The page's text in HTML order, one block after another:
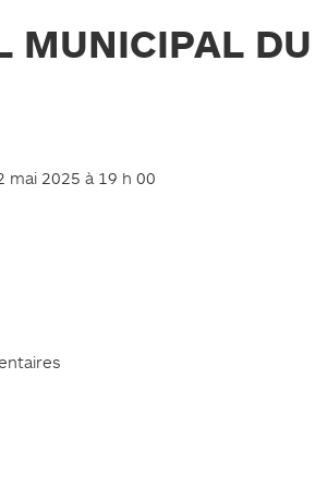
MUNICIPAL
mai 2025 à 19 h 00